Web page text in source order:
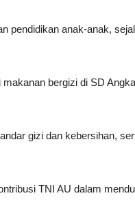
pendidikan anak-anak,
bergizi di SD
gizi dan kebersihan,
TNI AU dalam